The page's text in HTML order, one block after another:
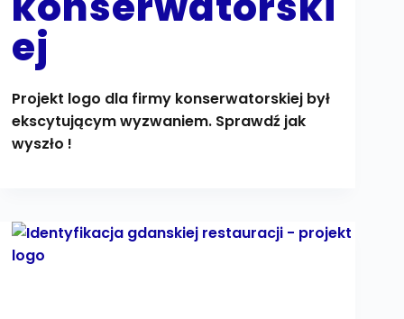
ej
Projekt logo dla firmy konserwatorskiej był
ekscytującym wyzwaniem. Sprawdź jak
wyszło !